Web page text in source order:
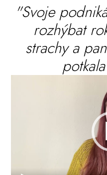
"Svoje
rozhýbat
strachy a